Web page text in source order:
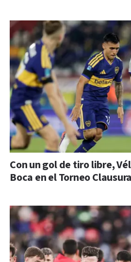
Con un gol de tiro libre,
Boca en el Torneo Clausura